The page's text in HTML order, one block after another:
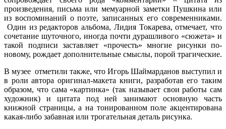
произведения, письма или мемуарной заметки Пушкина или
из воспоминаний о поэте, записанных его современниками.
Один из редакторов альбома, Лидия Токарева, отмечает, что
сочетание шуточного, иногда почти дурашливого «сюжета» и
такой подписи заставляет «прочесть» многие рисунки по-
новому, рождает дополнительные смыслы, порой трагические.
В музее отметили также, что Игорь Шаймарданов выступил и
в роли автора оригинал-макета книги, разработав его таким
образом, что сама «картинка» (так называет свои работы сам
художник) и цитата под ней занимают основную часть
книжной страницы, а на тонированном поле акцентирована
какая-либо забавная или трогательная деталь рисунка.